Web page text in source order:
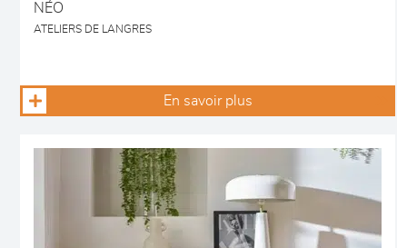
NÉO
ATELIERS DE LANGRES
En savoir plus